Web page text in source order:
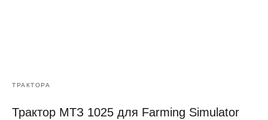
ТРАКТОРА
Трактор МТЗ 1025 для Farming Simulator